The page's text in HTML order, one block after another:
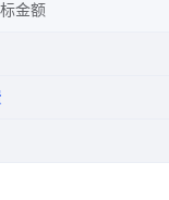
金额